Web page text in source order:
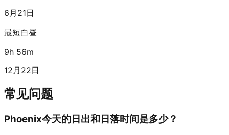
6月21日
最短白昼
9h 56m
12月22日
常见问题
Phoenix今天的日出和日落时间是多少？